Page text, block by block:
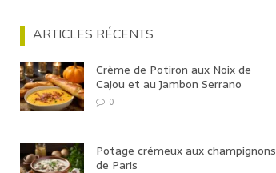
ARTICLES RÉCENTS
Crème de Potiron aux Noix de
Cajou et au Jambon Serrano
0
Potage crémeux aux champignons
de Paris